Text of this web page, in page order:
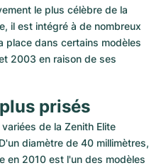
le plus célèbre de la
il est intégré à de nombreux
place dans certains modèles
2003 en raison de ses
prisés
de la Zenith Elite
diamètre de 40 millimètres,
en 2010 est l'un des modèles